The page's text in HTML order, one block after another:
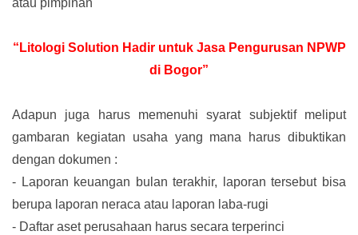
atau pimpinan
“Litologi Solution Hadir untuk Jasa Pengurusan NPWP
di Bogor”
Adapun juga harus memenuhi syarat subjektif meliput
gambaran kegiatan usaha yang mana harus dibuktikan
dengan dokumen :
- Laporan keuangan bulan terakhir, laporan tersebut bisa
berupa laporan neraca atau laporan laba-rugi
- Daftar aset perusahaan harus secara terperinci